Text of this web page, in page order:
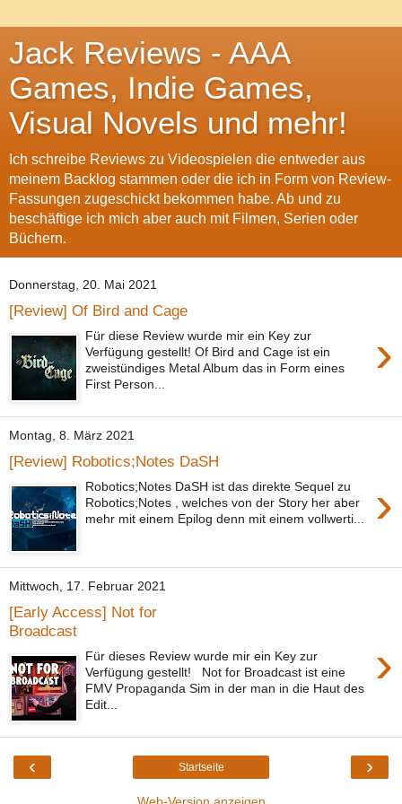
Jack Reviews - AAA
Games, Indie Games,
Visual Novels und mehr!
Ich schreibe Reviews zu Videospielen die entweder aus
meinem Backlog stammen oder die ich in Form von Review-
Fassungen zugeschickt bekommen habe. Ab und zu
beschäftige ich mich aber auch mit Filmen, Serien oder
Büchern.
Donnerstag, 20. Mai 2021
[Review] Of Bird and Cage
›
Für diese Review wurde mir ein Key zur
Verfügung gestellt! Of Bird and Cage ist ein
zweistündiges Metal Album das in Form eines
First Person...
Montag, 8. März 2021
[Review] Robotics;Notes DaSH
›
Robotics;Notes DaSH ist das direkte Sequel zu
Robotics;Notes , welches von der Story her aber
mehr mit einem Epilog denn mit einem vollwerti...
Mittwoch, 17. Februar 2021
[Early Access] Not for
Broadcast
›
Für dieses Review wurde mir ein Key zur
Verfügung gestellt! Not for Broadcast ist eine
FMV Propaganda Sim in der man in die Haut des
Edit...
‹ ›
Startseite